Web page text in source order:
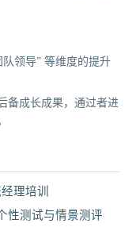
领导” 等维度的提升
备成长成果，通过者进
理培训
性测试与情景测评